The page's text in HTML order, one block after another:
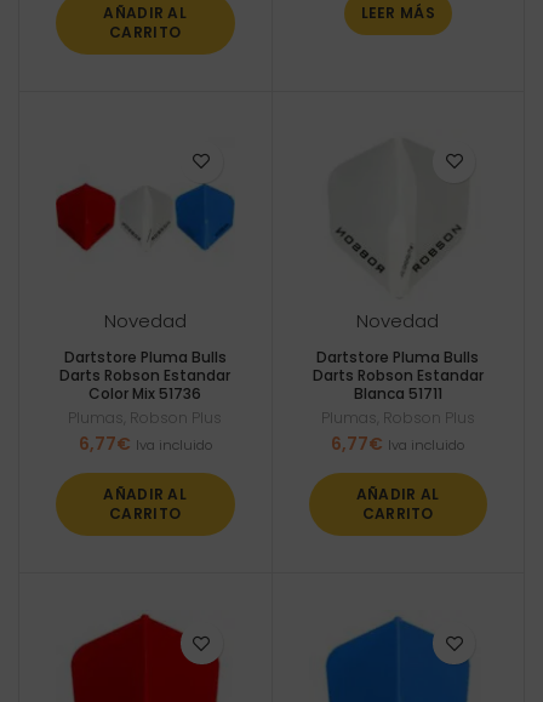
AÑADIR AL
CARRITO
LEER MÁS
Novedad
Dartstore Pluma Bulls
Darts Robson Estandar
Color Mix 51736
Plumas Robson Plus
6,77€ Iva incluido
AÑADIR AL
CARRITO
Novedad
Dartstore Pluma Bulls
Darts Robson Estandar
Blanca 51711
Plumas Robson Plus
6,77€ Iva incluido
AÑADIR AL
CARRITO